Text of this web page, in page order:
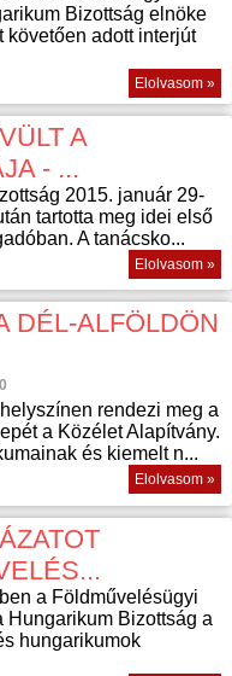
Bizottság elnöke
követően adott interjút
Elolvasom »
A
- ...
2015. január 29-
tartotta meg idei első
A tanácsko...
Elolvasom »
DÉL-ALFÖLDÖN
rendezi meg a
a Közélet Alapítvány.
és kiemelt n...
Elolvasom »
a Földművelésügyi
Hungarikum Bizottság a
hungarikumok